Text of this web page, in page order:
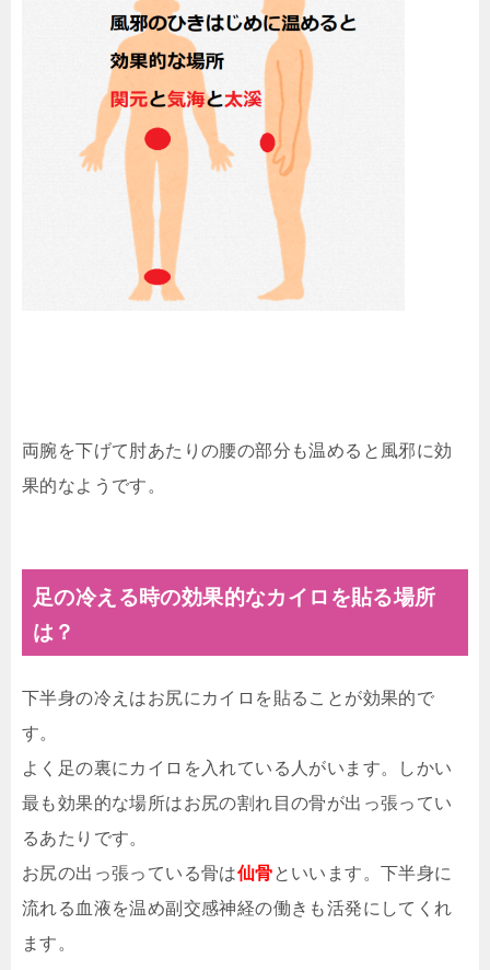
両腕を下げて肘あたりの腰の部分も温めると風邪に効
果的なようです。
足の冷える時の効果的なカイロを貼る場所
は？
下半身の冷えはお尻にカイロを貼ることが効果的で
す。
よく足の裏にカイロを入れている人がいます。しかい
最も効果的な場所はお尻の割れ目の骨が出っ張ってい
るあたりです。
お尻の出っ張っている骨は仙骨といいます。下半身に
流れる血液を温め副交感神経の働きも活発にしてくれ
ます。